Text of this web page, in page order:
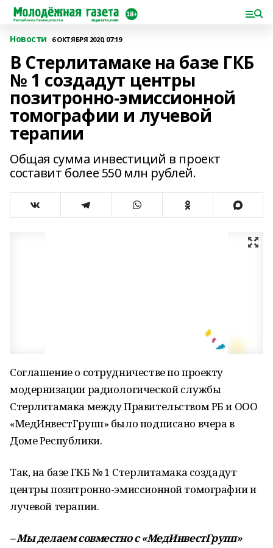
Новости 6 ОКТЯБРЯ 2020, 07:19
В Стерлитамаке на базе ГКБ
№ 1 создадут центры
позитронно-эмиссионной
томографии и лучевой
терапии
Общая сумма инвестиций в проект
составит более 550 млн рублей.
Соглашение о сотрудничестве по проекту
модернизации радиологической службы
Стерлитамака между Правительством РБ и ООО
«МедИнвестГрупп» было подписано вчера в
Доме Республики.
Так, на базе ГКБ № 1 Стерлитамака создадут
центры позитронно-эмиссионной томографии и
лучевой терапии.
– Мы делаем совместно с «МедИнвестГрупп»